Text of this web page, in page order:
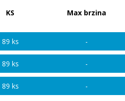
KS Max brzina
89 ks -
89 ks -
89 ks -